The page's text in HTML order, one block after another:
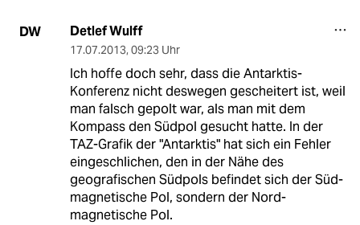
DW Detlef Wulff
17.07.2013, 09:23 Uhr
Ich hoffe doch sehr, dass die Antarktis-
Konferenz nicht deswegen gescheitert ist, weil
man falsch gepolt war, als man mit dem
Kompass den Südpol gesucht hatte. In der
TAZ-Grafik der "Antarktis" hat sich ein Fehler
eingeschlichen, den in der Nähe des
geografischen Südpols befindet sich der Süd-
magnetische Pol, sondern der Nord-
magnetische Pol.